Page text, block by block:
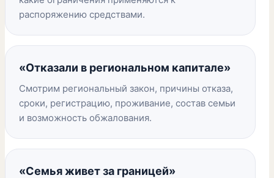
распоряжению средствами.
«Отказали в региональном капитале»
Смотрим региональный закон, причины отказа,
сроки, регистрацию, проживание, состав семьи
и возможность обжалования.
«Семья живет за границей»